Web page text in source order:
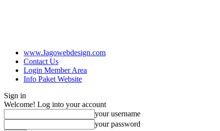
www.Jagowebdesign.com
Contact Us
Login Member Area
Info Paket Website
Sign in
Welcome! Log into your account
your username
your password